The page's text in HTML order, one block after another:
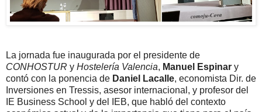
La jornada fue inaugurada por el presidente de
CONHOSTUR y Hostelería Valencia, Manuel Espinar y
contó con la ponencia de Daniel Lacalle, economista Dir. de
Inversiones en Tressis, asesor internacional, y profesor del
IE Business School y del IEB, que habló del contexto